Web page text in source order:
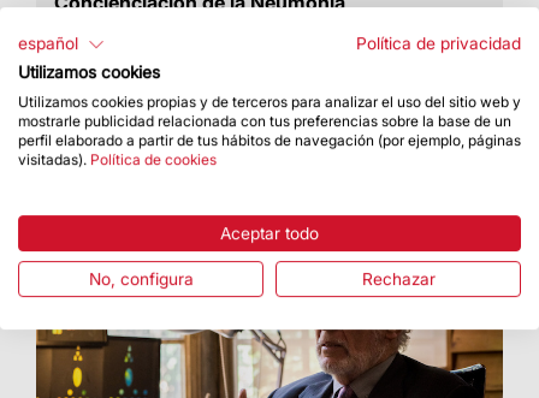
Tuvo lugar día 12 de noviembre de 20:00 a
24:00 en la fachada del Nacimiento
español
Política de privacidad
Utilizamos cookies
Utilizamos cookies propias y de terceros para analizar el uso del sitio web y
mostrarle publicidad relacionada con tus preferencias sobre la base de un
perfil elaborado a partir de tus hábitos de navegación (por ejemplo, páginas
visitadas). Política de cookies
Aceptar todo
No, configura Rechazar